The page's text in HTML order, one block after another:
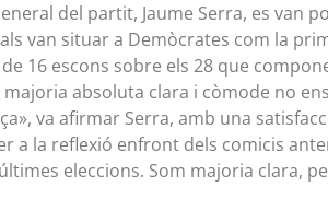
del partit, Jaume Serra, es van
van situar a Demòcrates com la
16 escons sobre els 28 que
majoria absoluta clara i còmode no
va afirmar Serra, amb una
a la reflexió enfront dels comicis
eleccions. Som majoria clara,